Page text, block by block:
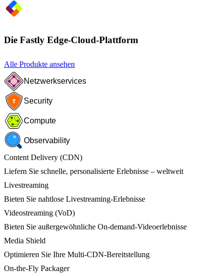
Die Fastly Edge-Cloud-Plattform
Alle Produkte ansehen
Netzwerkservices
Security
Compute
Observability
Content Delivery (CDN)
Liefern Sie schnelle, personalisierte Erlebnisse – weltweit
Livestreaming
Bieten Sie nahtlose Livestreaming-Erlebnisse
Videostreaming (VoD)
Bieten Sie außergewöhnliche On-demand-Videoerlebnisse
Media Shield
Optimieren Sie Ihre Multi-CDN-Bereitstellung
On-the-Fly Packager